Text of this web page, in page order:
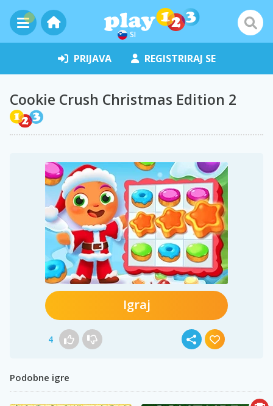
SI
PRIJAVA REGISTRIRAJ SE
Cookie Crush Christmas Edition 2
Igraj
4
Podobne igre